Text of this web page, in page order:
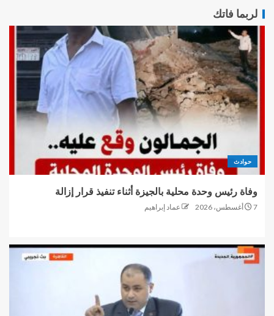
لربما فاتك
حوادث
وفاة رئيس وحدة محلية بالجيزة أثناء تنفيذ قرار إزالة
7 أغسطس، 2026 عماد إبراهيم